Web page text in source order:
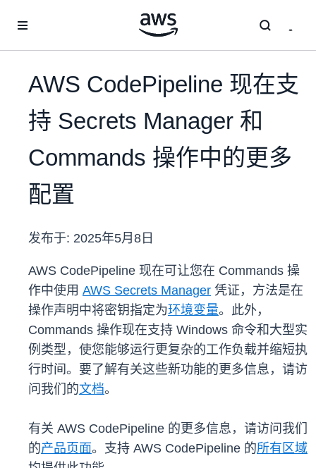
AWS CodePipeline 现在支
持 Secrets Manager 和
Commands 操作中的更多
配置
发布于: 2025年5月8日
AWS CodePipeline 现在可让您在 Commands 操
作中使用 AWS Secrets Manager 凭证，方法是在
操作声明中将密钥指定为环境变量。此外，
Commands 操作现在支持 Windows 命令和大型实
例类型，使您能够运行更复杂的工作负载并缩短执
行时间。要了解有关这些新功能的更多信息，请访
问我们的文档。
有关 AWS CodePipeline 的更多信息，请访问我们
的产品页面。支持 AWS CodePipeline 的所有区域